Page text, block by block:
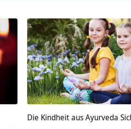
Die Kindheit aus Ayurveda